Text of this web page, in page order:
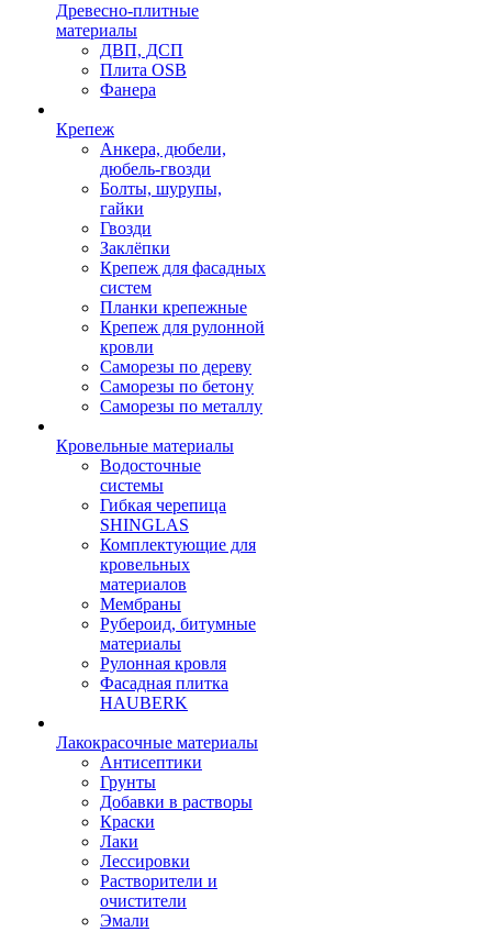
Древесно-плитные
материалы
ДВП, ДСП
Плита OSB
Фанера
Крепеж
Анкера, дюбели,
дюбель-гвозди
Болты, шурупы,
гайки
Гвозди
Заклёпки
Крепеж для фасадных
систем
Планки крепежные
Крепеж для рулонной
кровли
Саморезы по дереву
Саморезы по бетону
Саморезы по металлу
Кровельные материалы
Водосточные
системы
Гибкая черепица
SHINGLAS
Комплектующие для
кровельных
материалов
Мембраны
Рубероид, битумные
материалы
Рулонная кровля
Фасадная плитка
HAUBERK
Лакокрасочные материалы
Антисептики
Грунты
Добавки в растворы
Краски
Лаки
Лессировки
Растворители и
очистители
Эмали